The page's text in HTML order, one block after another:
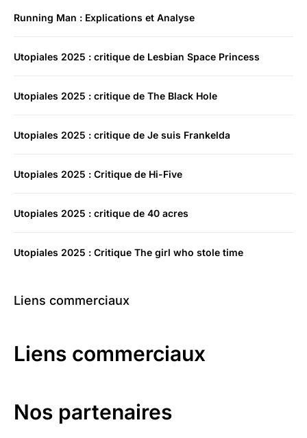
Running Man : Explications et Analyse
Utopiales 2025 : critique de Lesbian Space Princess
Utopiales 2025 : critique de The Black Hole
Utopiales 2025 : critique de Je suis Frankelda
Utopiales 2025 : Critique de Hi-Five
Utopiales 2025 : critique de 40 acres
Utopiales 2025 : Critique The girl who stole time
Liens commerciaux
Liens commerciaux
Nos partenaires